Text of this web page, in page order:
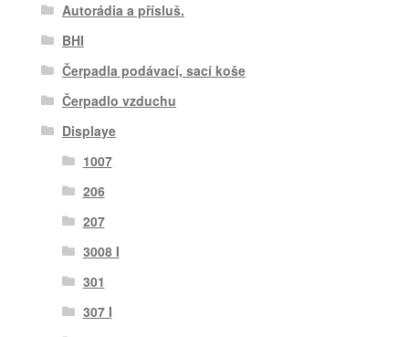
Autorádia a přísluš.
BHI
Čerpadla podávací, sací koše
Čerpadlo vzduchu
Displaye
1007
206
207
3008 I
301
307 I